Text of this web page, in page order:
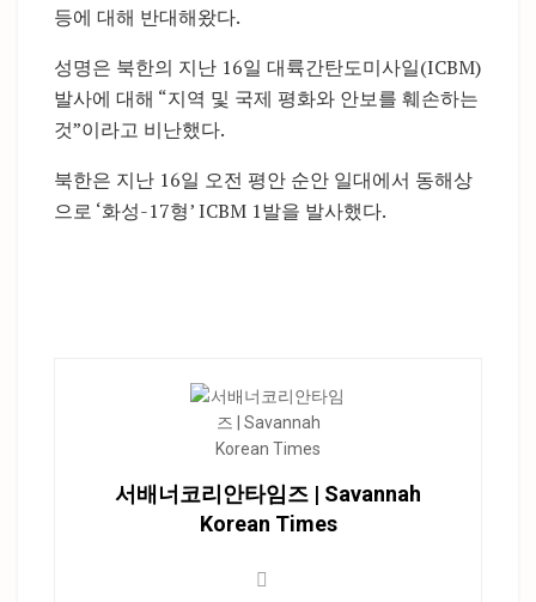
등에 대해 반대해왔다.
성명은 북한의 지난 16일 대륙간탄도미사일(ICBM)
발사에 대해 “지역 및 국제 평화와 안보를 훼손하는
것”이라고 비난했다.
북한은 지난 16일 오전 평안 순안 일대에서 동해상
으로 ‘화성-17형’ ICBM 1발을 발사했다.
서배너코리안타임즈 | Savannah
Korean Times